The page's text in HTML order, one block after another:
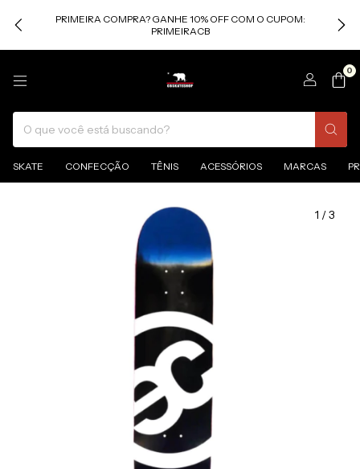
PRIMEIRA COMPRA? GANHE 10% OFF COM O CUPOM:
PRIMEIRACB
0
SKATE CONFECÇÃO TÊNIS ACESSÓRIOS MARCAS
1 /3